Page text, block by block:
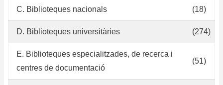
C. Biblioteques nacionals (18)
D. Biblioteques universitàries (274)
E. Biblioteques especialitzades, de recerca i
centres de documentació
(51)